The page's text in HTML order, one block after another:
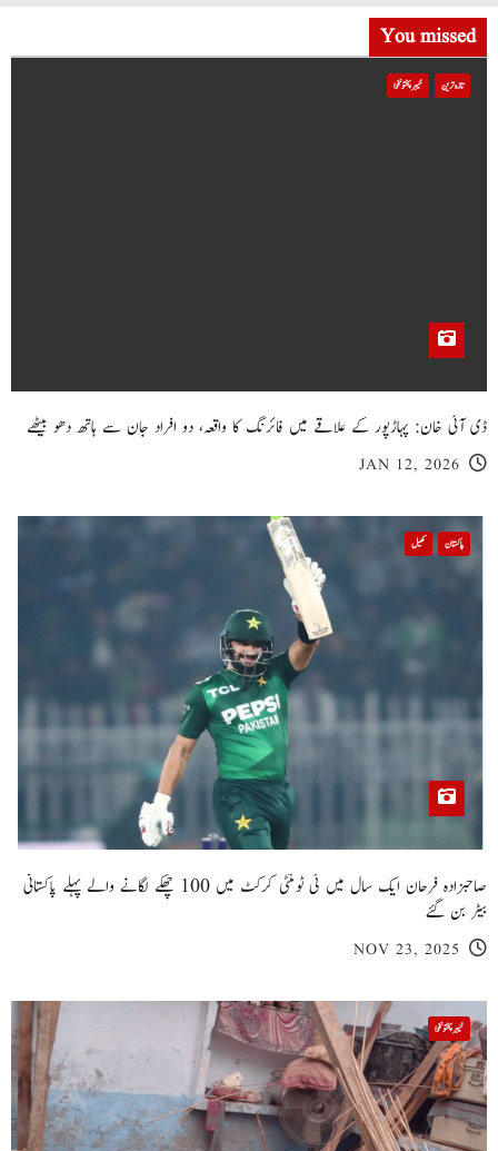
You missed
تازہ ترین خیبر پختونخوا
ڈی آئی خان: پہاڑپور کے علاقے میں فائرنگ کا واقعہ، دو افراد جان سے ہاتھ دھو بیٹھے
JAN 12, 2026
پاکستان کھیل
صاحبزادہ فرحان ایک سال میں ٹی ٹوئنٹی کرکٹ میں 100 چھکے لگانے والے پہلے پاکستانی
بیٹر بن گئے
NOV 23, 2025
خیبر پختونخوا